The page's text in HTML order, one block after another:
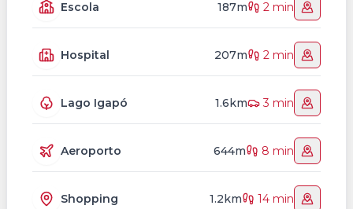
Escola 187m 2 min
Hospital 207m 2 min
Lago Igapó 1.6km 3 min
Aeroporto 644m 8 min
Shopping 1.2km 14 min